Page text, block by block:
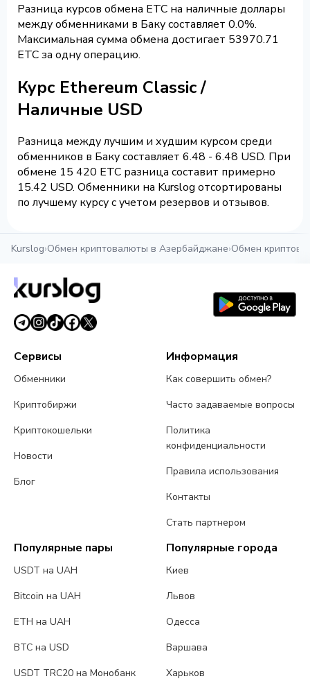
Разница курсов обмена ETC на наличные доллары
между обменниками в Баку составляет 0.0%.
Максимальная сумма обмена достигает 53970.71
ETC за одну операцию.
Курс Ethereum Classic /
Наличные USD
Разница между лучшим и худшим курсом среди
обменников в Баку составляет 6.48 - 6.48 USD. При
обмене 15 420 ETC разница составит примерно
15.42 USD. Обменники на Kurslog отсортированы
по лучшему курсу с учетом резервов и отзывов.
Kurslog›Обмен криптовалюты в Азербайджане›Обмен
Сервисы
Обменники
Криптобиржи
Криптокошельки
Новости
Блог
Информация
Как совершить обмен?
Часто задаваемые вопросы
Политика
конфиденциальности
Правила использования
Контакты
Стать партнером
Популярные пары
USDT на UAH
Bitcoin на UAH
ETH на UAH
BTC на USD
USDT TRC20 на Монобанк
Популярные города
Киев
Львов
Одесса
Варшава
Харьков